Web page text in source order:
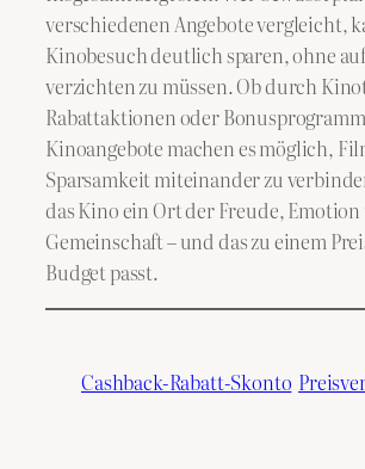
verschiedenen Angebote vergleicht,
Kinobesuch deutlich sparen, ohne
verzichten zu müssen. Ob durch
Rabattaktionen oder
Kinoangebote machen es möglich,
Sparsamkeit miteinander zu
das Kino ein Ort der Freude,
Gemeinschaft – und das zu einem
Budget passt.
Cashback-Rabatt-Skonto